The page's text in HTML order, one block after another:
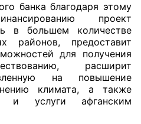
банка благодаря этому
проект
в большем количестве
районов, предоставит
для получения
расширит
на повышение
климата, а также
и услуги афганским